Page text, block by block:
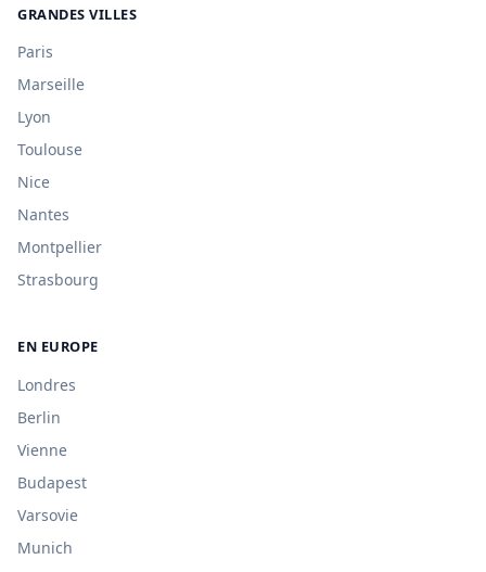
GRANDES VILLES
Paris
Marseille
Lyon
Toulouse
Nice
Nantes
Montpellier
Strasbourg
EN EUROPE
Londres
Berlin
Vienne
Budapest
Varsovie
Munich